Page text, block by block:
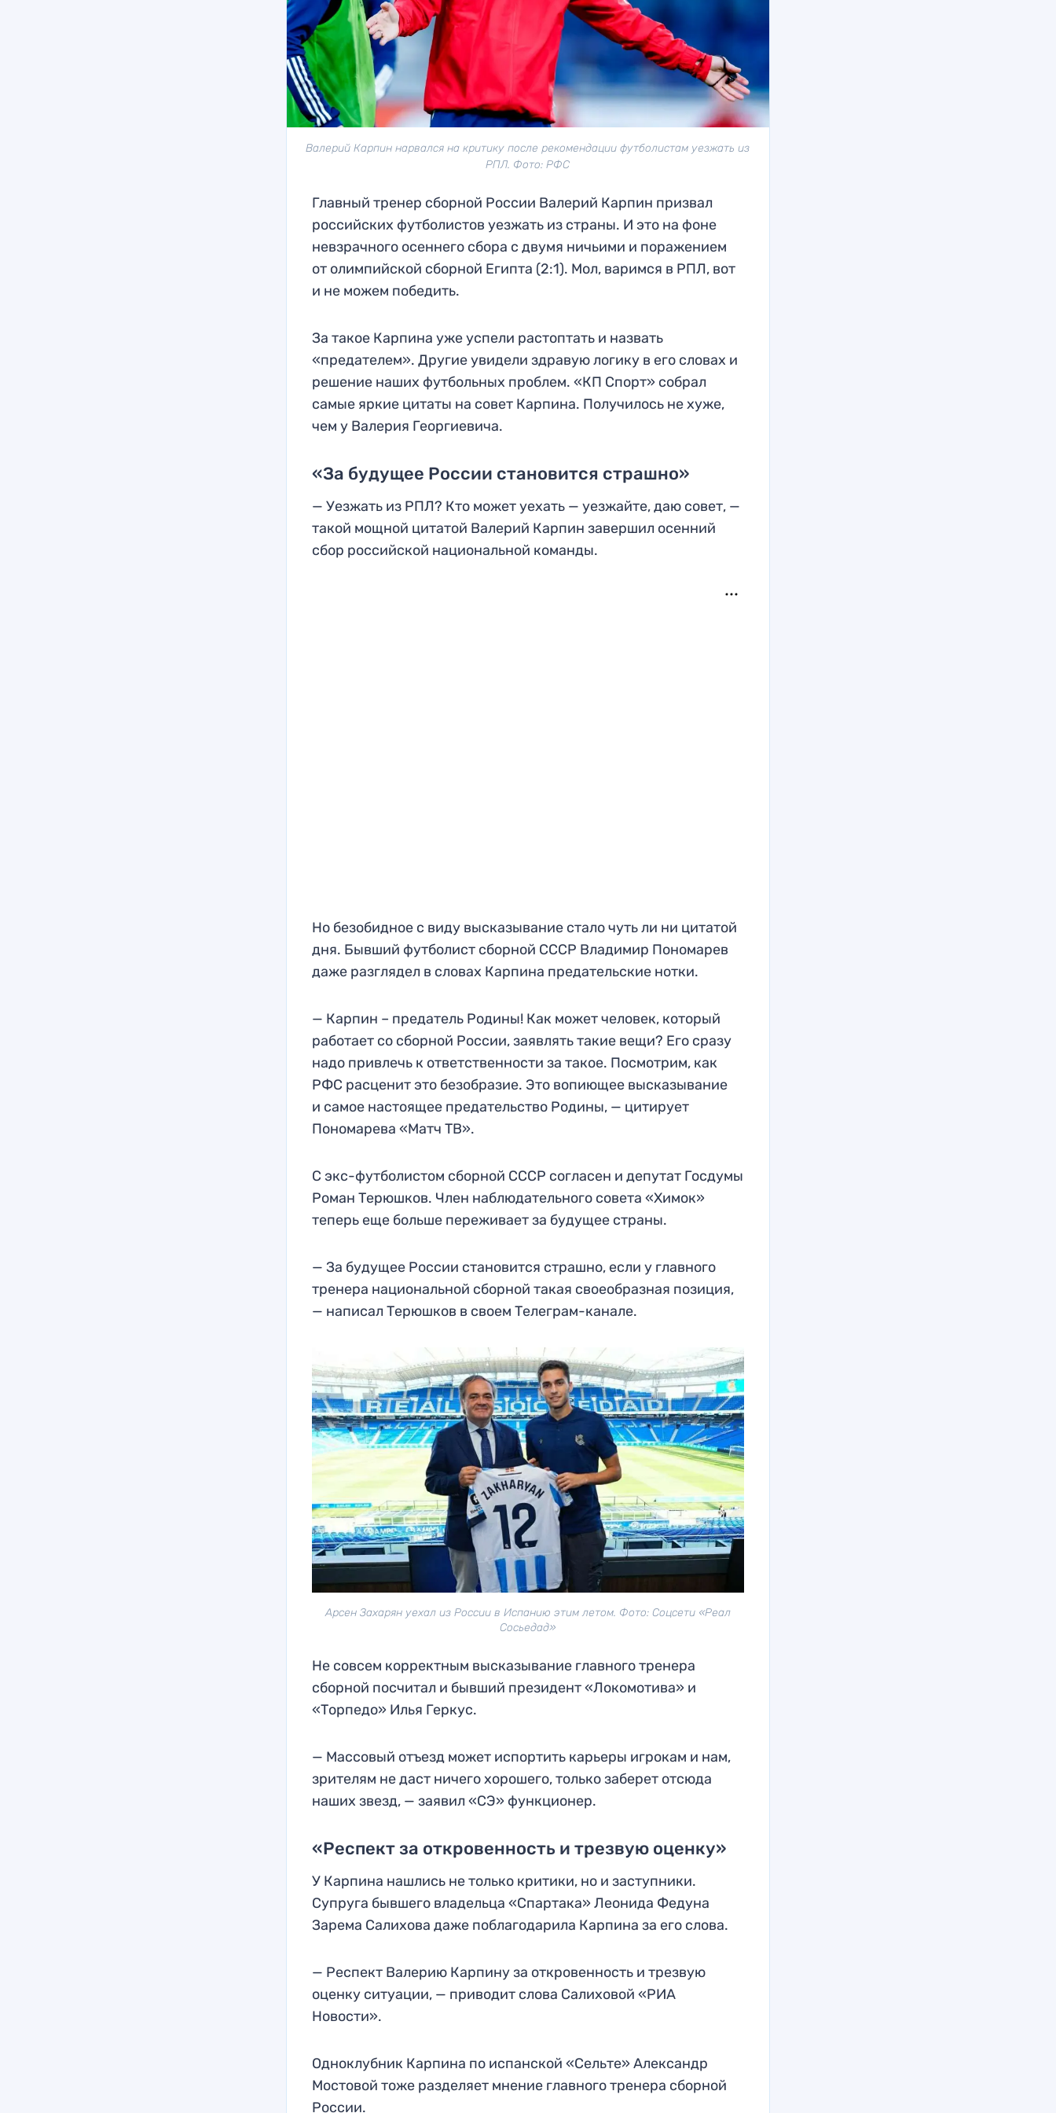
Валерий Карпин нарвался на критику после рекомендации футболистам уезжать из
РПЛ. Фото: РФС
Главный тренер сборной России Валерий Карпин призвал
российских футболистов уезжать из страны. И это на фоне
невзрачного осеннего сбора с двумя ничьими и поражением
от олимпийской сборной Египта (2:1). Мол, варимся в РПЛ, вот
и не можем победить.
За такое Карпина уже успели растоптать и назвать
«предателем». Другие увидели здравую логику в его словах и
решение наших футбольных проблем. «КП Спорт» собрал
самые яркие цитаты на совет Карпина. Получилось не хуже,
чем у Валерия Георгиевича.
«За будущее России становится страшно»
— Уезжать из РПЛ? Кто может уехать — уезжайте, даю совет, —
такой мощной цитатой Валерий Карпин завершил осенний
сбор российской национальной команды.
Но безобидное с виду высказывание стало чуть ли ни цитатой
дня. Бывший футболист сборной СССР Владимир Пономарев
даже разглядел в словах Карпина предательские нотки.
— Карпин – предатель Родины! Как может человек, который
работает со сборной России, заявлять такие вещи? Его сразу
надо привлечь к ответственности за такое. Посмотрим, как
РФС расценит это безобразие. Это вопиющее высказывание
и самое настоящее предательство Родины, — цитирует
Пономарева «Матч ТВ».
С экс-футболистом сборной СССР согласен и депутат Госдумы
Роман Терюшков. Член наблюдательного совета «Химок»
теперь еще больше переживает за будущее страны.
— За будущее России становится страшно, если у главного
тренера национальной сборной такая своеобразная позиция,
— написал Терюшков в своем Телеграм-канале.
Арсен Захарян уехал из России в Испанию этим летом. Фото: Соцсети «Реал
Сосьедад»
Не совсем корректным высказывание главного тренера
сборной посчитал и бывший президент «Локомотива» и
«Торпедо» Илья Геркус.
— Массовый отъезд может испортить карьеры игрокам и нам,
зрителям не даст ничего хорошего, только заберет отсюда
наших звезд, — заявил «СЭ» функционер.
«Респект за откровенность и трезвую оценку»
У Карпина нашлись не только критики, но и заступники.
Супруга бывшего владельца «Спартака» Леонида Федуна
Зарема Салихова даже поблагодарила Карпина за его слова.
— Респект Валерию Карпину за откровенность и трезвую
оценку ситуации, — приводит слова Салиховой «РИА
Новости».
Одноклубник Карпина по испанской «Сельте» Александр
Мостовой тоже разделяет мнение главного тренера сборной
России.